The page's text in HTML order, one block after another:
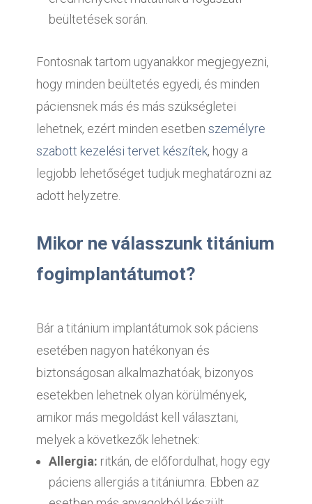
beültetések során.
Fontosnak tartom ugyanakkor megjegyezni,
hogy minden beültetés egyedi, és minden
páciensnek más és más szükségletei
lehetnek, ezért minden esetben személyre
szabott kezelési tervet készítek, hogy a
legjobb lehetőséget tudjuk meghatározni az
adott helyzetre.
Mikor ne válasszunk titánium
fogimplantátumot?
Bár a titánium implantátumok sok páciens
esetében nagyon hatékonyan és
biztonságosan alkalmazhatóak, bizonyos
esetekben lehetnek olyan körülmények,
amikor más megoldást kell választani,
melyek a következők lehetnek:
Allergia: ritkán, de előfordulhat, hogy egy
páciens allergiás a titániumra. Ebben az